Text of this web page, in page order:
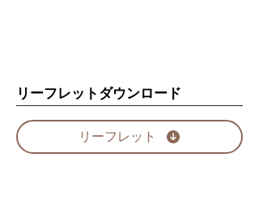
リーフレットダウンロード
リーフレット